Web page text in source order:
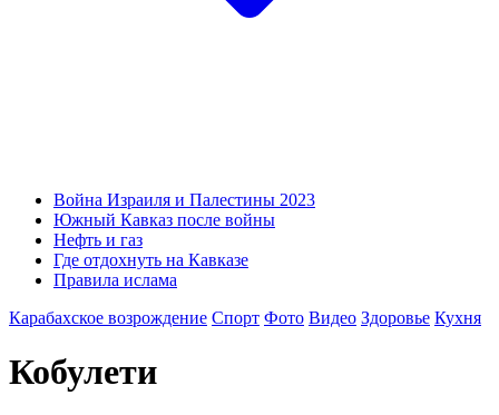
Война Израиля и Палестины 2023
Южный Кавказ после войны
Нефть и газ
Где отдохнуть на Кавказе
Правила ислама
Карабахское возрождение Спорт Фото Видео Здоровье Кухня
Кобулети